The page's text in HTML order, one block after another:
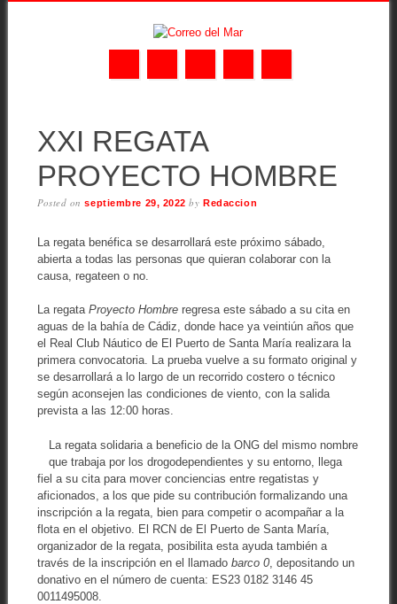
content
XXI REGATA
PROYECTO HOMBRE
Posted onseptiembre 29, 2022 byRedaccion
La regata benéfica se desarrollará este próximo sábado,
abierta a todas las personas que quieran colaborar con la
causa, regateen o no.
La regata Proyecto Hombreregresa este sábado a su cita en
aguas de la bahía de Cádiz, donde hace ya veintiún años que
el Real Club Náutico de El Puerto de Santa María realizara la
primera convocatoria. La prueba vuelve a su formato original y
se desarrollará a lo largo de un recorrido costero o técnico
según aconsejen las condiciones de viento, con la salida
prevista a las 12:00 horas.
La regata solidaria a beneficio de la ONG del mismo nombre
que trabaja por los drogodependientes y su entorno, llega
fiel a su cita para mover conciencias entre regatistas y
aficionados, a los que pide su contribución formalizando una
inscripción a la regata, bien para competir o acompañar a la
flota en el objetivo. El RCN de El Puerto de Santa María,
organizador de la regata, posibilita esta ayuda también a
través de la inscripción en el llamado barco 0, depositando un
donativo en el número de cuenta: ES23 0182 3146 45
0011495008.